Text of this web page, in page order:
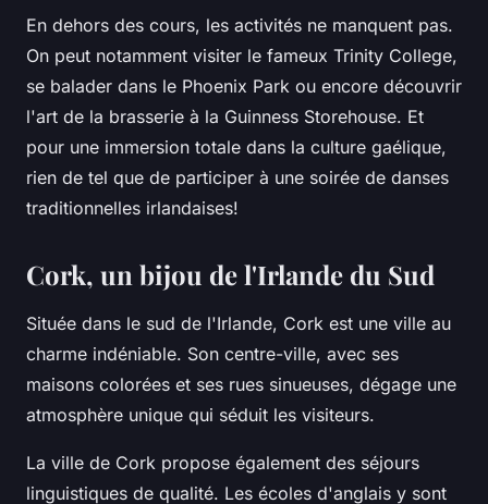
En dehors des cours, les activités ne manquent pas.
On peut notamment visiter le fameux Trinity College,
se balader dans le Phoenix Park ou encore découvrir
l'art de la brasserie à la Guinness Storehouse. Et
pour une immersion totale dans la culture gaélique,
rien de tel que de participer à une soirée de danses
traditionnelles irlandaises!
Cork, un bijou de l'Irlande du Sud
Située dans le sud de l'Irlande, Cork est une ville au
charme indéniable. Son centre-ville, avec ses
maisons colorées et ses rues sinueuses, dégage une
atmosphère unique qui séduit les visiteurs.
La ville de Cork propose également des séjours
linguistiques de qualité. Les écoles d'anglais y sont